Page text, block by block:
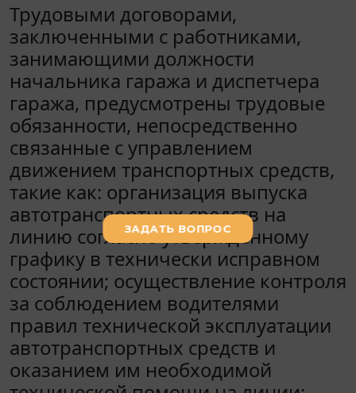
Трудовыми договорами,
заключенными с работниками,
занимающими должности
начальника гаража и диспетчера
гаража, предусмотрены трудовые
обязанности, непосредственно
связанные с управлением
движением транспортных средств,
такие как: организация выпуска
автотранспортных средств на
линию согласно утвержденному
графику в технически исправном
состоянии; осуществление контроля
за соблюдением водителями
правил технической эксплуатации
автотранспортных средств и
оказанием им необходимой